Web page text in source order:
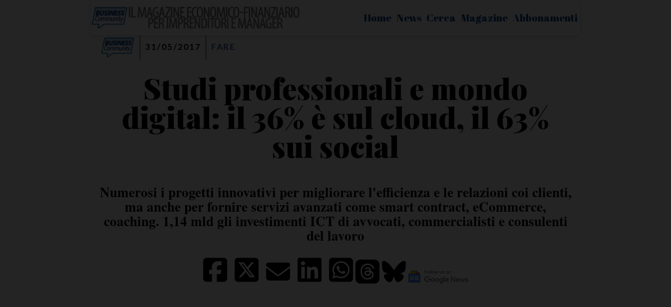
Home News Cerca Magazine Abbonamenti
31/05/2017 FARE
Studi professionali e mondo
digital: il 36% è sul cloud, il 63%
sui social
Numerosi i progetti innovativi per migliorare l'efficienza e le relazioni coi clienti,
ma anche per fornire servizi avanzati come smart contract, eCommerce,
coaching. 1,14 mld gli investimenti ICT di avvocati, commercialisti e consulenti
del lavoro